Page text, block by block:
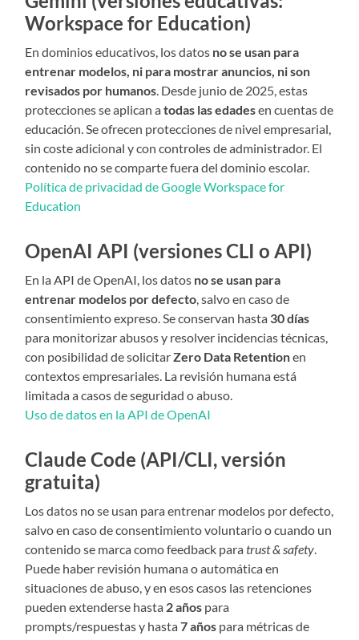
Workspace for Education)
En dominios educativos, los datos no se usan para
entrenar modelos, ni para mostrar anuncios, ni son
revisados por humanos. Desde junio de 2025, estas
protecciones se aplican atodas las edadesen cuentas de
educación. Se ofrecen protecciones de nivel empresarial,
sin coste adicional y con controles de administrador. El
contenido no se comparte fuera del dominio escolar.
Política de privacidad de Google Workspace for
Education
OpenAI API (versiones CLI o API)
En la API de OpenAI, los datos no se usan para
entrenar modelos por defecto, salvo en caso de
consentimiento expreso. Se conservan hasta 30 días
para monitorizar abusos y resolver incidencias técnicas,
con posibilidad de solicitarZero Data Retentionen
contextos empresariales. La revisión humana está
limitada a casos de seguridad o abuso.
Uso de datos en la API de OpenAI
Claude Code (API/CLI, versión
gratuita)
Los datos no se usan para entrenar modelos por defecto,
salvo en caso de consentimiento voluntario o cuando un
contenido se marca como feedback paratrust & safety.
Puede haber revisión humana o automática en
situaciones de abuso, y en esos casos las retenciones
pueden extenderse hasta 2 años para
prompts/respuestas y hasta7 años para métricas de